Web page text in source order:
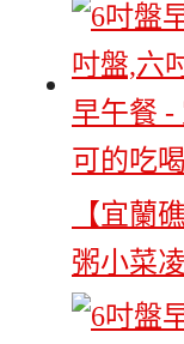
【宜蘭
粥小菜